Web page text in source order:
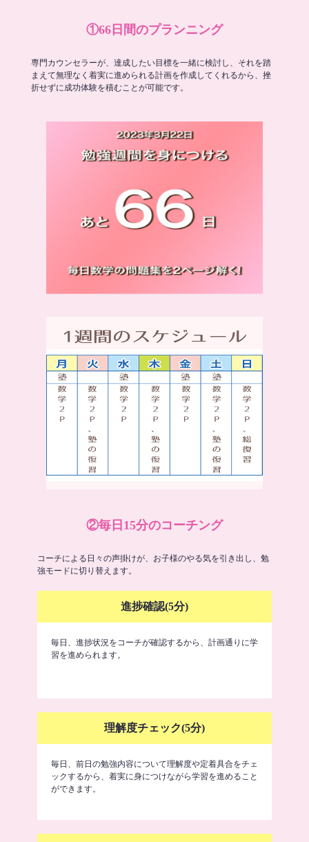
①66日間のプランニング
専門カウンセラーが、達成したい目標を一緒に検討し、それを踏
まえて無理なく着実に進められる計画を作成してくれるから、挫
折せずに成功体験を積むことが可能です。
②毎日15分のコーチング
コーチによる日々の声掛けが、お子様のやる気を引き出し、勉
強モードに切り替えます。
進捗確認(5分)
毎日、進捗状況をコーチが確認するから、計画通りに学
習を進められます。
理解度チェック(5分)
毎日、前日の勉強内容について理解度や定着具合をチェ
ックするから、着実に身につけながら学習を進めること
ができます。